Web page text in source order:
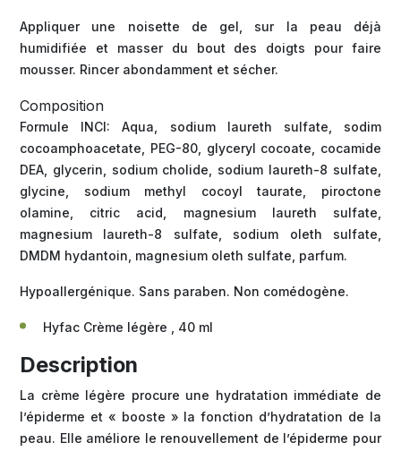
Appliquer une noisette de gel, sur la peau déjà
humidifiée et masser du bout des doigts pour faire
mousser. Rincer abondamment et sécher.
Composition
Formule INCI: Aqua, sodium laureth sulfate, sodim
cocoamphoacetate, PEG-80, glyceryl cocoate, cocamide
DEA, glycerin, sodium cholide, sodium laureth-8 sulfate,
glycine, sodium methyl cocoyl taurate, piroctone
olamine, citric acid, magnesium laureth sulfate,
magnesium laureth-8 sulfate, sodium oleth sulfate,
DMDM hydantoin, magnesium oleth sulfate, parfum.
Hypoallergénique. Sans paraben. Non comédogène.
Hyfac Crème légère , 40 ml
Description
La crème légère procure une hydratation immédiate de
l’épiderme et « booste » la fonction d’hydratation de la
peau. Elle améliore le renouvellement de l’épiderme pour